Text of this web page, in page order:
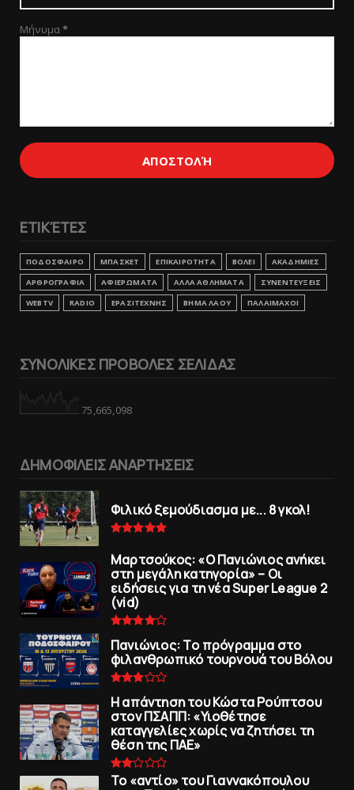
Μήνυμα*
ΕΤΙΚΈΤΕΣ
ΠΟΔΟΣΦΑΙΡΟ ΜΠΑΣΚΕΤ ΕΠΙΚΑΙΡΟΤΗΤΑ ΒΟΛΕΙ
ΑΚΑΔΗΜΙΕΣ
ΑΡΘΡΟΓΡΑΦΙΑ
ΑΦΙΕΡΩΜΑΤΑ ΑΛΛΑ ΑΘΛΗΜΑΤΑ
ΣΥΝΕΝΤΕΥΞΕΙΣ
WEBTV
RADIO ΕΡΑΣΙΤΕΧΝΗΣ ΒΗΜΑ ΛΑΟΥ ΠΑΛΑΙΜΑΧΟΙ
ΣΥΝΟΛΙΚΕΣ ΠΡΟΒΟΛΕΣ ΣΕΛΙΔΑΣ
75,665,098
ΔΗΜΟΦΙΛΕΙΣ ΑΝΑΡΤΗΣΕΙΣ
Φιλικό ξεμούδιασμα με... 8 γκολ!
Μαρτσούκος: «Ο Πανιώνιος ανήκει
στη μεγάλη κατηγορία» – Οι
ειδήσεις για τη νέα Super League 2
(vid)
Πανιώνιoς: Tο πρόγραμμα στο
φιλανθρωπικό τουρνουά του Bόλου
Η απάντηση του Κώστα Ρούπτσου
στον ΠΣΑΠΠ: «Υιοθέτησε
καταγγελίες χωρίς να ζητήσει τη
θέση της ΠAΕ»
To «αντίο» του Γιαννακόπουλου